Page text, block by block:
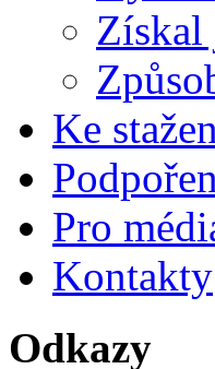
Získal
Ke
Pro
Kontakty
Odkazy